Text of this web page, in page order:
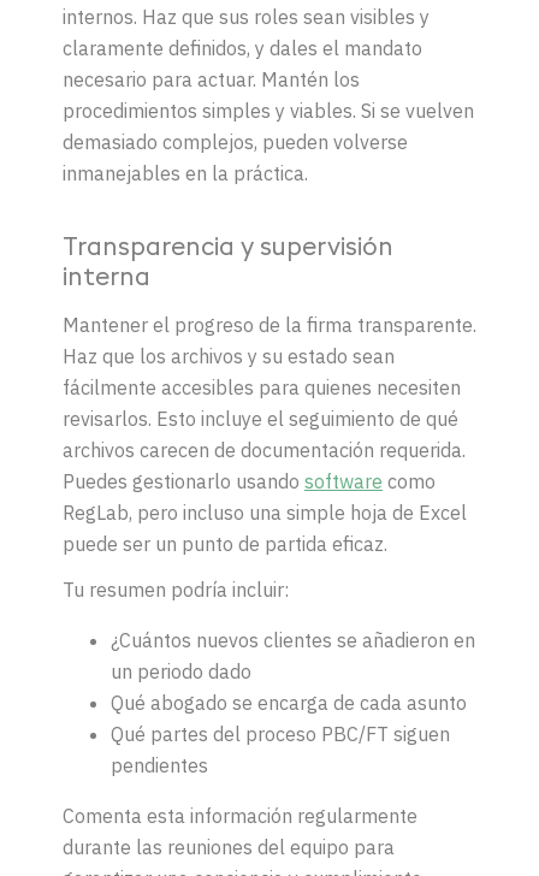
internos. Haz que sus roles sean visibles y
claramente definidos, y dales el mandato
necesario para actuar. Mantén los
procedimientos simples y viables. Si se vuelven
demasiado complejos, pueden volverse
inmanejables en la práctica.
Transparencia y supervisión
interna
Mantener el progreso de la firma transparente.
Haz que los archivos y su estado sean
fácilmente accesibles para quienes necesiten
revisarlos. Esto incluye el seguimiento de qué
archivos carecen de documentación requerida.
Puedes gestionarlo usando software como
RegLab, pero incluso una simple hoja de Excel
puede ser un punto de partida eficaz.
Tu resumen podría incluir:
¿Cuántos nuevos clientes se añadieron en
un periodo dado
Qué abogado se encarga de cada asunto
Qué partes del proceso PBC/FT siguen
pendientes
Comenta esta información regularmente
durante las reuniones del equipo para